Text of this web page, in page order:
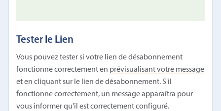
Tester le Lien
Vous pouvez tester si votre lien de désabonnement
fonctionne correctement en prévisualisant votre message
et en cliquant sur le lien de désabonnement. S'il
fonctionne correctement, un message apparaîtra pour
vous informer qu'il est correctement configuré.